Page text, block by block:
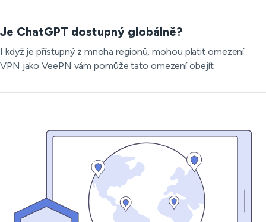
Je ChatGPT dostupný globálně?
I když je přístupný z mnoha regionů, mohou platit omezení.
VPN jako VeePN vám pomůže tato omezení obejít.